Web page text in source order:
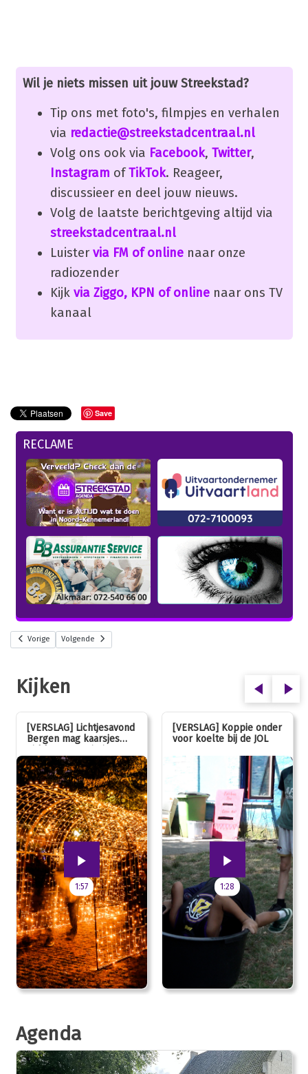
Wil je niets missen uit jouw Streekstad?
Tip ons met foto's, filmpjes en verhalen
via redactie@streekstadcentraal.nl
Volg ons ook via Facebook, Twitter,
Instagram ofTikTok. Reageer,
discussieer en deel jouw nieuws.
Volg de laatste berichtgeving altijd via
streekstadcentraal.nl
Luister via FM of onlinenaar onze
radiozender
Kijk via Ziggo, KPN of onlinenaar ons TV
kanaal
Save
RECLAME
Vorige Volgende
Kijken
[VERSLAG] Lichtjesavond
Bergen mag kaarsjes
jubileum!
1:57
[VERSLAG] Koppie onder
voor koelte bij de JOL
1:28
Agenda